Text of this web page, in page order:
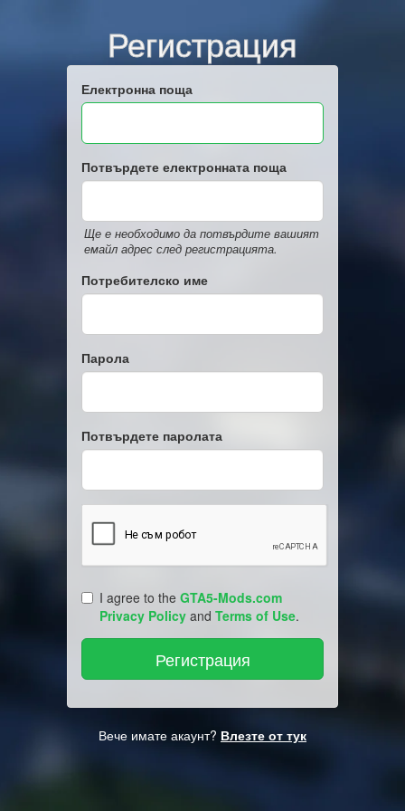
Регистрация
Електронна поща
Потвърдете електронната поща
Ще е необходимо да потвърдите вашият
емайл адрес след регистрацията.
Потребителско име
Парола
Потвърдете паролата
I agree to the GTA5-Mods.com
Privacy Policy and Terms of Use.
Вече имате акаунт? Влезте от тук